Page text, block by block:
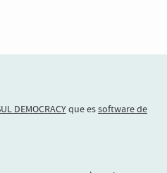
DEMOCRACYque essoftware de